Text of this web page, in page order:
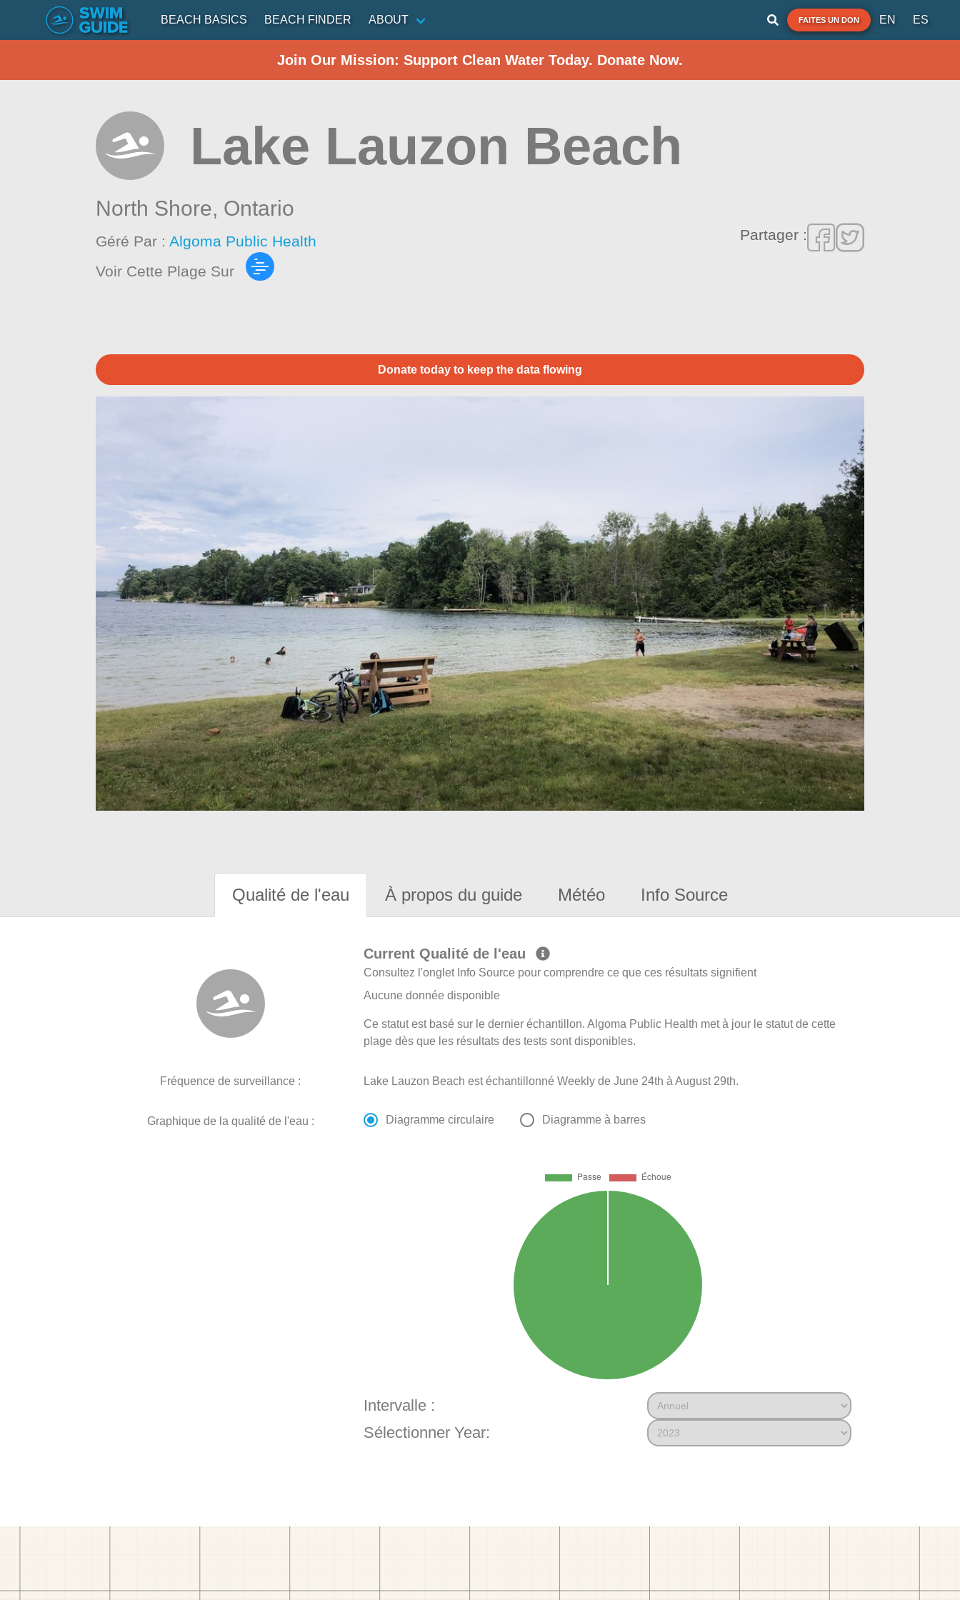
BEACH BASICS BEACH FINDER ABOUT FAITES UN DON EN ES
Join Our Mission: Support Clean Water Today. Donate Now.
Lake Lauzon Beach
North Shore, Ontario
Géré Par :Algoma Public Health
Voir Cette Plage Sur
Partager :
Donate today to keep the data flowing
Qualité de l'eau À propos du guide Météo Info Source
Current Qualité de l'eau
Consultez l'onglet Info Source pour comprendre ce que ces résultats signifient
Aucune donnée disponible
Ce statut est basé sur le dernier échantillon. Algoma Public Health met à jour le statut de cette
plage dès que les résultats des tests sont disponibles.
Fréquence de surveillance : Lake Lauzon Beach est échantillonné Weekly de June 24th à August 29th.
Graphique de la qualité de l'eau : Diagramme circulaire Diagramme à barres
Intervalle :
Sélectionner Year: